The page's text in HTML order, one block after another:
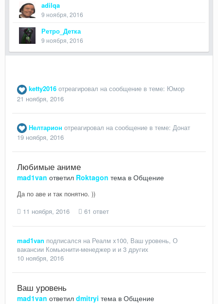
adilqa
9 ноября, 2016
Ретро_Детка
9 ноября, 2016
ketty2016 отреагировал на сообщение в теме: Юмор
21 ноября, 2016
Нелтарион отреагировал на сообщение в теме: Донат
19 ноября, 2016
Любимые аниме
mad1van ответил Roktagon тема в Общение
Да по аве и так понятно. ))
11 ноября, 2016
61 ответ
mad1van подписался на Реалм x100, Ваш уровень, О
вакансии Комьюнити-менеджер и и 3 других
10 ноября, 2016
Ваш уровень
mad1van ответил dmitryi тема в Общение